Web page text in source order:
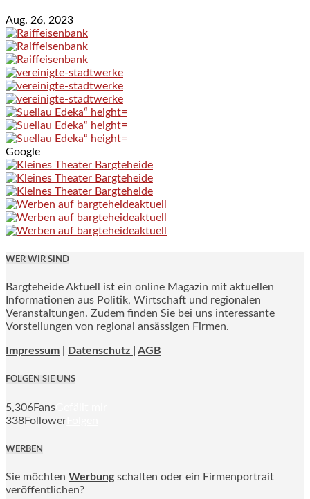
Aug. 26, 2023
Google
WER WIR SIND
Bargteheide Aktuell ist ein online Magazin mit aktuellen
Informationen aus Politik, Wirtschaft und regionalen
Veranstaltungen. Zudem finden Sie bei uns interessante
Vorstellungen von regional ansässigen Firmen.
Impressum Datenschutz | AGB
FOLGEN SIE UNS
5,306Fans
338Follower
WERBEN
Sie möchten Werbung schalten oder ein Firmenportrait
veröffentlichen?